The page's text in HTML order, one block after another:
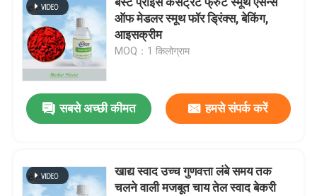
ऑफ मेडलर स्मूथ फॉर ड्रिंक्स, बेकिंग,
आइसक्रीम
MOQ：1 किलोग्राम
सबसे अच्छी कीमत हमसे संपर्क करें
खाद्य स्वाद उच्च गुणवत्ता लंबे समय तक
चलने वाली मजबूत चाय तेल स्वाद बेकरी